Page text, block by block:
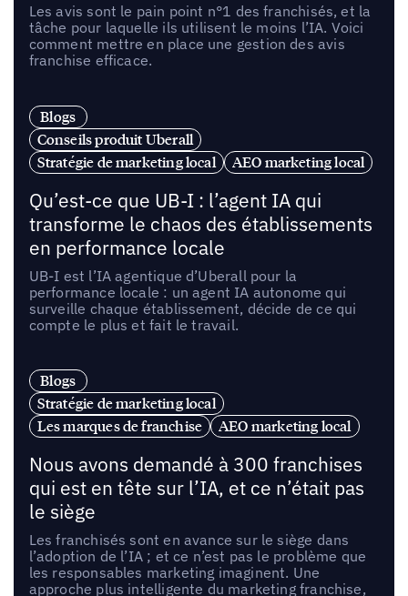
Les avis sont le pain point n°1 des franchisés, et la
tâche pour laquelle ils utilisent le moins l’IA. Voici
comment mettre en place une gestion des avis
franchise efficace.
Blogs
Conseils produit Uberall
Stratégie de marketing local
AEO marketing local
Qu’est-ce que UB-I : l’agent IA qui
transforme le chaos des établissements
en performance locale
UB-I est l’IA agentique d’Uberall pour la
performance locale : un agent IA autonome qui
surveille chaque établissement, décide de ce qui
compte le plus et fait le travail.
Blogs
Stratégie de marketing local
Les marques de franchise
AEO marketing local
Nous avons demandé à 300 franchises
qui est en tête sur l’IA, et ce n’était pas
le siège
Les franchisés sont en avance sur le siège dans
l’adoption de l’IA ; et ce n’est pas le problème que
les responsables marketing imaginent. Une
approche plus intelligente du marketing franchise,